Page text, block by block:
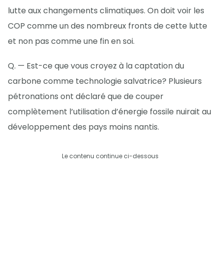
lutte aux changements climatiques. On doit voir les
COP comme un des nombreux fronts de cette lutte
et non pas comme une fin en soi.
Q. — Est-ce que vous croyez à la captation du
carbone comme technologie salvatrice? Plusieurs
pétronations ont déclaré que de couper
complètement l’utilisation d’énergie fossile nuirait au
développement des pays moins nantis.
Le contenu continue ci-dessous